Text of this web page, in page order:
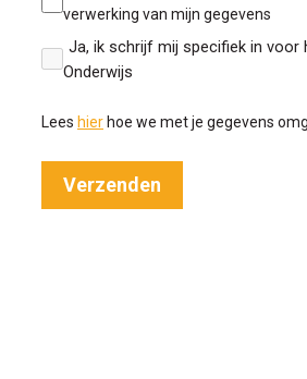
verwerking van mijn gegevens
Ja, ik schrijf mij specifiek in voor
Onderwijs
Lees hier hoe we met je gegevens
Verzenden